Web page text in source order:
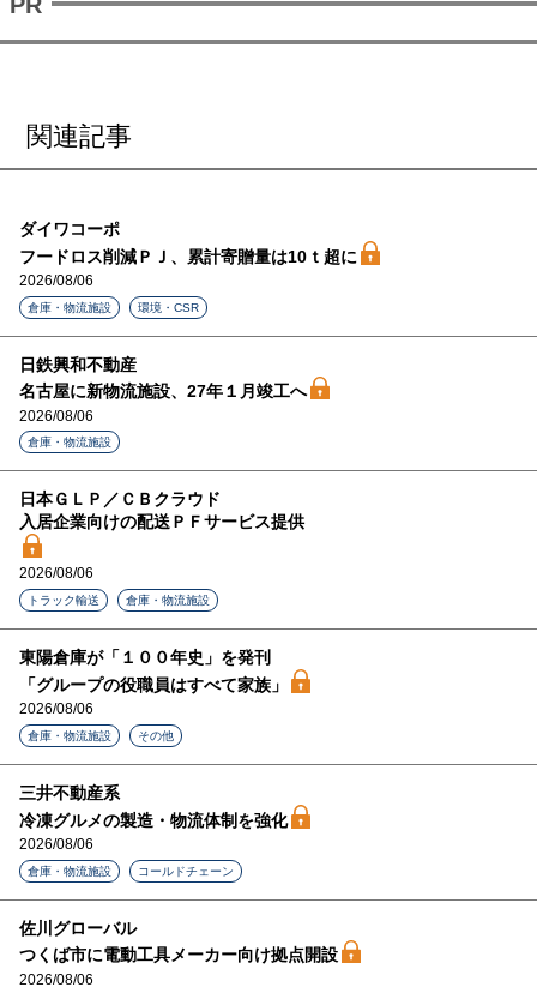
関連記事
ダイワコーポ
フードロス削減ＰＪ、累計寄贈量は10ｔ超に
2026/08/06
倉庫・物流施設 環境・CSR
日鉄興和不動産
名古屋に新物流施設、27年１月竣工へ
2026/08/06
倉庫・物流施設
日本ＧＬＰ／ＣＢクラウド
入居企業向けの配送ＰＦサービス提供
2026/08/06
トラック輸送 倉庫・物流施設
東陽倉庫が「１００年史」を発刊
「グループの役職員はすべて家族」
2026/08/06
倉庫・物流施設 その他
三井不動産系
冷凍グルメの製造・物流体制を強化
2026/08/06
倉庫・物流施設 コールドチェーン
佐川グローバル
つくば市に電動工具メーカー向け拠点開設
2026/08/06